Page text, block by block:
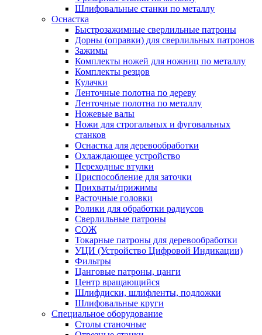
Шлифовальные станки по металлу
Оснастка
Быстрозажимные сверлильные патроны
Дорны (оправки) для сверлильных патронов
Зажимы
Комплекты ножей для ножниц по металлу
Комплекты резцов
Кулачки
Ленточные полотна по дереву
Ленточные полотна по металлу
Ножевые валы
Ножи для строгальных и фуговальных
станков
Оснастка для деревообработки
Охлаждающее устройство
Переходные втулки
Приспособление для заточки
Прихваты/прижимы
Расточные головки
Ролики для обработки радиусов
Сверлильные патроны
СОЖ
Токарные патроны для деревообработки
УЦИ (Устройство Цифровой Индикации)
Фильтры
Цанговые патроны, цанги
Центр вращающийся
Шлифдиски, шлифленты, подложки
Шлифовальные круги
Специальное оборудование
Столы станочные